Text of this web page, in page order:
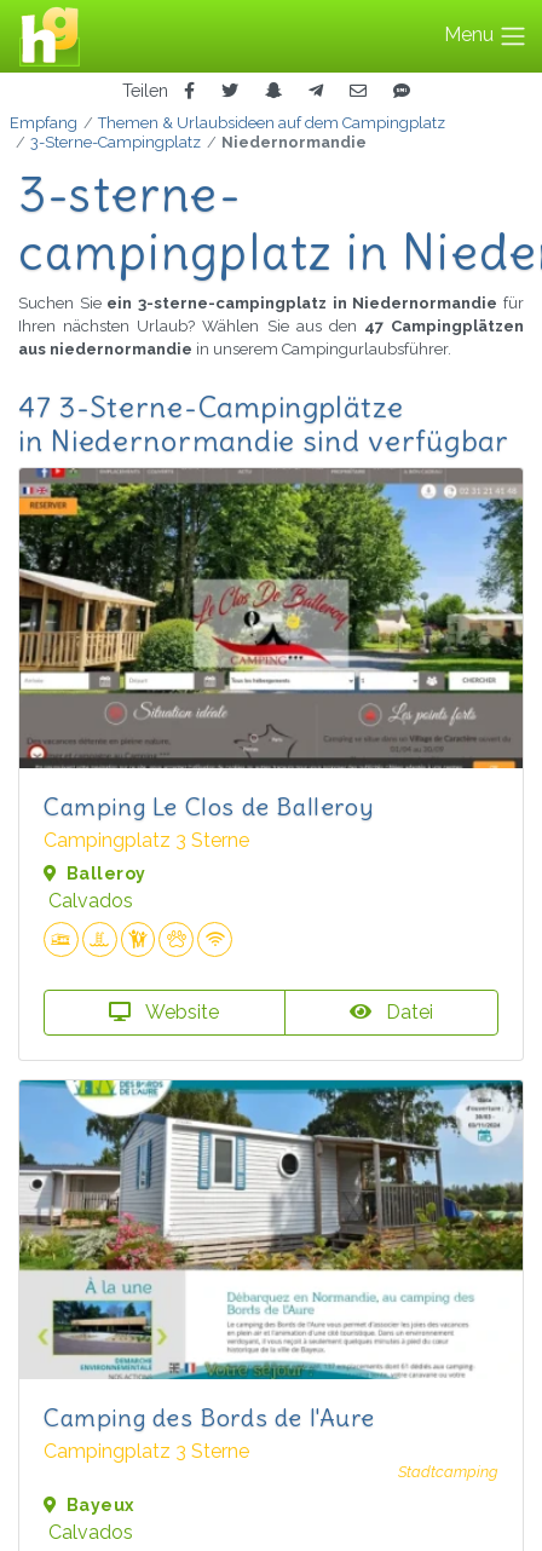
Menu
Teilen
Empfang
Themen & Urlaubsideen auf dem Campingplatz
3-Sterne-Campingplatz
Niedernormandie
3-sterne-
campingplatz in
Suchen Sie ein 3-sterne-campingplatz in Niedernormandiefür
Ihren nächsten Urlaub? Wählen Sie aus den 47 Campingplätzen
aus niedernormandie in unserem Campingurlaubsführer.
47 3-Sterne-Campingplätze
in Niedernormandie sind verfügbar
Camping Le Clos de Balleroy
Campingplatz 3 Sterne
Balleroy
Calvados
Website Datei
Camping des Bords de l'Aure
Campingplatz 3 Sterne
Stadtcamping
Bayeux
Calvados